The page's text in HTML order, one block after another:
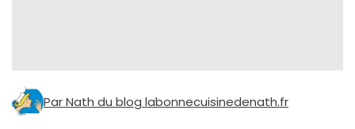
Par Nath du blog labonnecuisinedenath.fr